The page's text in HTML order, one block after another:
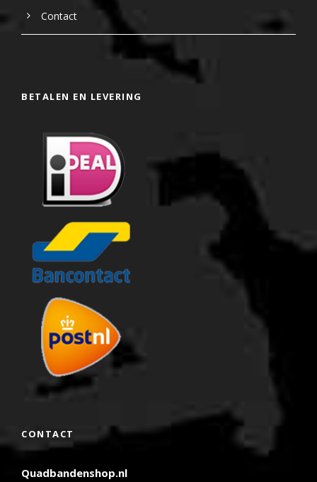
Contact
BETALEN EN LEVERING
CONTACT
Quadbandenshop.nl